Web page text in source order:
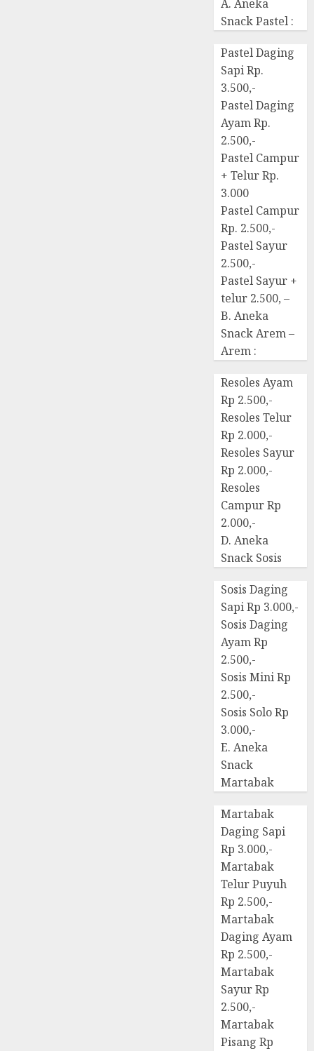
A. Aneka
Snack Pastel :
Pastel Daging
Sapi Rp.
3.500,-
Pastel Daging
Ayam Rp.
2.500,-
Pastel Campur
+ Telur Rp.
3.000
Pastel Campur
Rp. 2.500,-
Pastel Sayur
2.500,-
Pastel Sayur +
telur 2.500, –
B. Aneka
Snack Arem –
Arem :
Resoles Ayam
Rp 2.500,-
Resoles Telur
Rp 2.000,-
Resoles Sayur
Rp 2.000,-
Resoles
Campur Rp
2.000,-
D. Aneka
Snack Sosis
Sosis Daging
Sapi Rp 3.000,-
Sosis Daging
Ayam Rp
2.500,-
Sosis Mini Rp
2.500,-
Sosis Solo Rp
3.000,-
E. Aneka
Snack
Martabak
Martabak
Daging Sapi
Rp 3.000,-
Martabak
Telur Puyuh
Rp 2.500,-
Martabak
Daging Ayam
Rp 2.500,-
Martabak
Sayur Rp
2.500,-
Martabak
Pisang Rp